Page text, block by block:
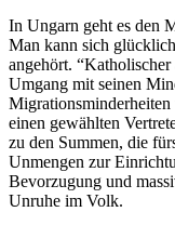
In Ungarn geht es den
Man kann sich
angehört. “Katholischer
Umgang mit seinen
einen gewählten
zu den Summen, die
Unmengen zur
Bevorzugung und
Unruhe im Volk.